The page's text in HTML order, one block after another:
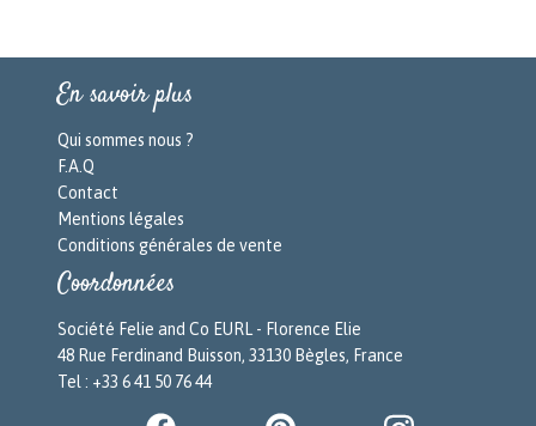
En savoir plus
Qui sommes nous ?
F.A.Q
Contact
Mentions légales
Conditions générales de vente
Coordonnées
Société Felie and Co EURL - Florence Elie
48 Rue Ferdinand Buisson, 33130 Bègles, France
Tel : +33 6 41 50 76 44